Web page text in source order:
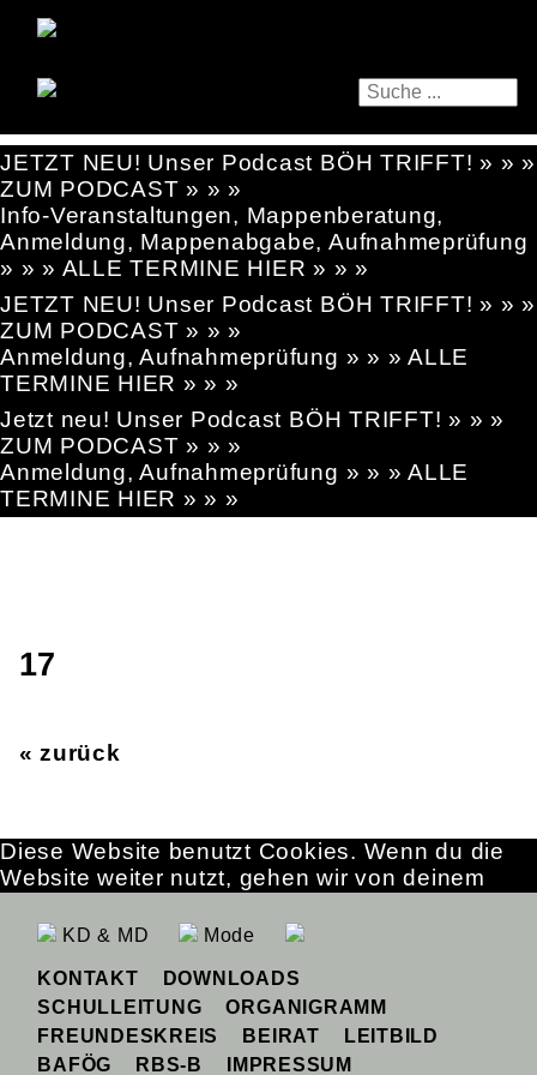
JETZT NEU! Unser Podcast BÖH TRIFFT! » » »
ZUM PODCAST » » »
Info-Veranstaltungen, Mappenberatung,
Anmeldung, Mappenabgabe, Aufnahmeprüfung
» » » ALLE TERMINE HIER » » »
JETZT NEU! Unser Podcast BÖH TRIFFT! » » »
ZUM PODCAST » » »
Anmeldung, Aufnahmeprüfung » » » ALLE
TERMINE HIER » » »
Jetzt neu! Unser Podcast BÖH TRIFFT! » » »
ZUM PODCAST » » »
Anmeldung, Aufnahmeprüfung » » » ALLE
TERMINE HIER » » »
17
« zurück
KD & MD Mode
KONTAKT
DOWNLOADS
SCHULLEITUNG
ORGANIGRAMM
FREUNDESKREIS
BEIRAT
LEITBILD
BAFÖG
RBS-B IMPRESSUM
Diese Website benutzt Cookies. Wenn du die
Website weiter nutzt, gehen wir von deinem